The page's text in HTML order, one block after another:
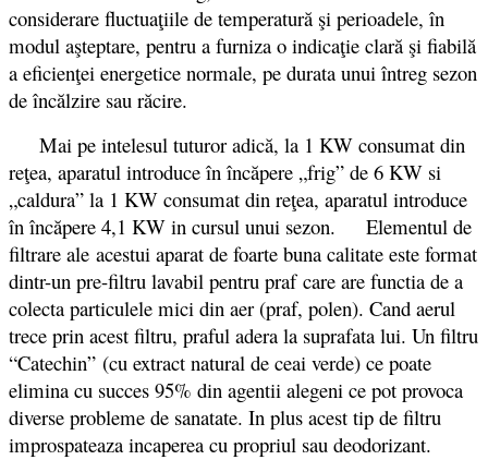
considerare fluctuaţiile de temperatură şi perioadele, în
modul aşteptare, pentru a furniza o indicaţie clară şi fiabilă
a eficienţei energetice normale, pe durata unui întreg sezon
de încălzire sau răcire.
Mai pe intelesul tuturor adică, la 1 KW consumat din
reţea, aparatul introduce în încăpere „frig” de 6 KW si
„caldura” la 1 KW consumat din reţea, aparatul introduce
în încăpere 4,1 KW in cursul unui sezon. Elementul de
filtrare ale acestui aparat de foarte buna calitate este format
dintr-un pre-filtru lavabil pentru praf care are functia de a
colecta particulele mici din aer (praf, polen). Cand aerul
trece prin acest filtru, praful adera la suprafata lui. Un filtru
“Catechin” (cu extract natural de ceai verde) ce poate
elimina cu succes 95% din agentii alegeni ce pot provoca
diverse probleme de sanatate. In plus acest tip de filtru
improspateaza incaperea cu propriul sau deodorizant.